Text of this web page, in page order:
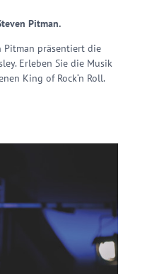
Pitman.
Pitman präsentiert die
Erleben Sie die Musik
King of Rock‘n Roll.